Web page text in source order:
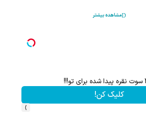
مشاهده بیشتر
کلیک کن!
›